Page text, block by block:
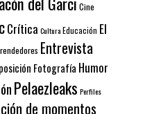
Cine
Crítica CulturaEducación El
Entrevista
Fotografía Humor
Pelaezleaks Perfiles
de momentos